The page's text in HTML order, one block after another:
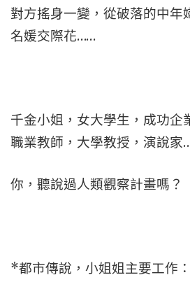
對方搖身一變，從破落的中年
名媛交際花……
千金小姐，女大學生，成功企
職業教師，大學教授，演說家
你，聽說過人類觀察計畫嗎？
*都市傳說，小姐姐主要工作